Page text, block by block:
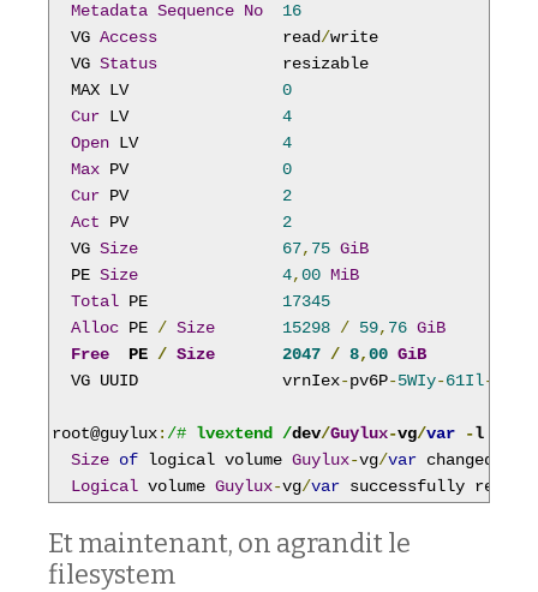
Metadata Sequence No
16
  VG
Access
             read
/write
  VG
Status
             resizable
  MAX LV
0
Cur LV 4
Open LV 4
Max PV 0
Cur PV 2
Act PV 2
  VG
Size 67, 75 GiB
  PE
Size 4,00 MiB
Total PE 17345
Alloc PE / Size 15298 / 59, 76 GiB
Free
  PE
/ Size 2047 / 8,00 GiB
  VG UUID               vrnIex
-pv6P-5WIy-61Il-
root@guylux: /# lvextend /dev/Guylux-vg/var -l
Size of logical volume Guylux-vg/var changed
Logical volume Guylux-vg/var successfully
Et maintenant, on agrandit le
filesystem